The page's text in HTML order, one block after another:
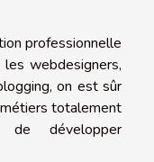
professionnelle
webdesigners,
on est sûr
totalement
de développer